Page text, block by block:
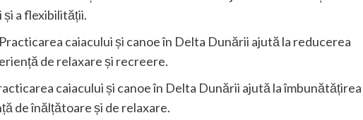
a flexibilității.
caiacului și canoe în Delta Dunării ajută la reducerea
de relaxare și recreere.
caiacului și canoe în Delta Dunării ajută la îmbunătățirea
de înălțătoare și de relaxare.